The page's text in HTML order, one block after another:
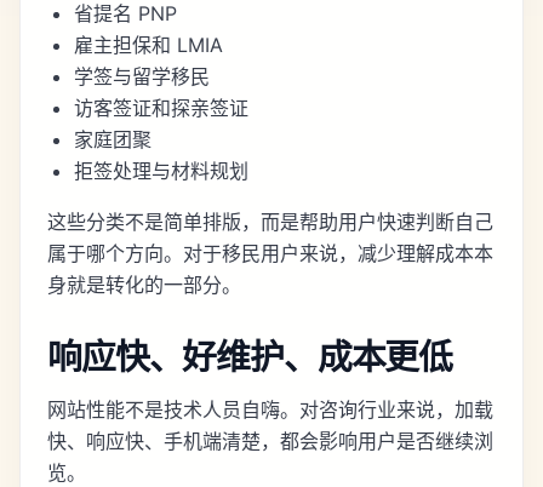
省提名 PNP
雇主担保和 LMIA
学签与留学移民
访客签证和探亲签证
家庭团聚
拒签处理与材料规划
这些分类不是简单排版，而是帮助用户快速判断自己
属于哪个方向。对于移民用户来说，减少理解成本本
身就是转化的一部分。
响应快、好维护、成本更低
网站性能不是技术人员自嗨。对咨询行业来说，加载
快、响应快、手机端清楚，都会影响用户是否继续浏
览。